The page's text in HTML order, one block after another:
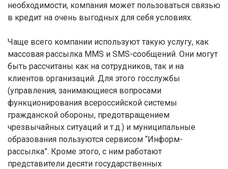
необходимости, компания может пользоваться связью
в кредит на очень выгодных для себя условиях.
Чаще всего компании используют такую услугу, как
массовая рассылка MMS и SMS-сообщений. Они могут
быть рассчитаны как на сотрудников, так и на
клиентов организаций. Для этого госслужбы
(управления, занимающиеся вопросами
функционирования всероссийской системы
гражданской обороны, предотвращением
чрезвычайных ситуаций и т.д.) и муниципальные
образования пользуются сервисом “Информ-
рассылка”. Кроме этого, с ним работают
представители десяти государственных